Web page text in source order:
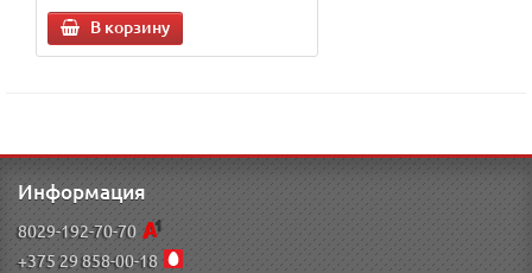
В корзину
Информация
8029-192-70-70
+375 29 858-00-18